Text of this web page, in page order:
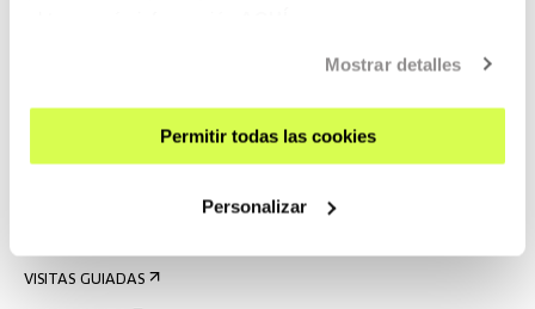
Mostrar detalles
Permitir todas las cookies
Personalizar
AGENDA
VISÍTANOS
VISITAS GUIADAS